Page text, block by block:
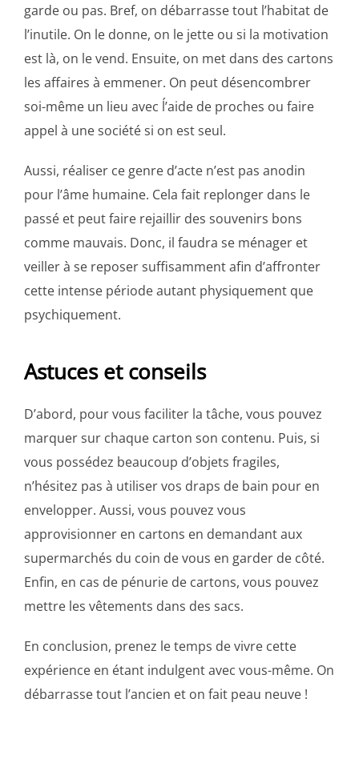
garde ou pas. Bref, on débarrasse tout l’habitat de
l’inutile. On le donne, on le jette ou si la motivation
est là, on le vend. Ensuite, on met dans des cartons
les affaires à emmener. On peut désencombrer
soi-même un lieu avec ĺ’aide de proches ou faire
appel à une société si on est seul.
Aussi, réaliser ce genre d’acte n’est pas anodin
pour l’âme humaine. Cela fait replonger dans le
passé et peut faire rejaillir des souvenirs bons
comme mauvais. Donc, il faudra se ménager et
veiller à se reposer suffisamment afin d’affronter
cette intense période autant physiquement que
psychiquement.
Astuces et conseils
D’abord, pour vous faciliter la tâche, vous pouvez
marquer sur chaque carton son contenu. Puis, si
vous possédez beaucoup d’objets fragiles,
n’hésitez pas à utiliser vos draps de bain pour en
envelopper. Aussi, vous pouvez vous
approvisionner en cartons en demandant aux
supermarchés du coin de vous en garder de côté.
Enfin, en cas de pénurie de cartons, vous pouvez
mettre les vêtements dans des sacs.
En conclusion, prenez le temps de vivre cette
expérience en étant indulgent avec vous-même. On
débarrasse tout l’ancien et on fait peau neuve !